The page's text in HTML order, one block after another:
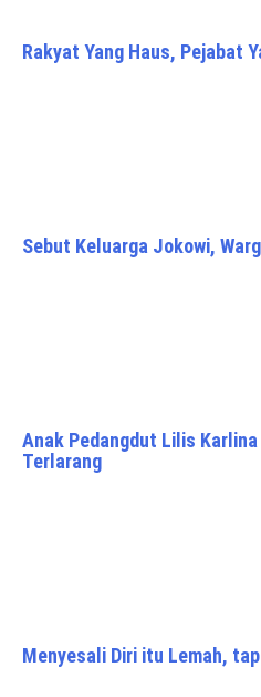
Rakyat Yang Haus, Pejabat
Sebut Keluarga Jokowi,
Anak Pedangdut Lilis Karlina
Terlarang
Menyesali Diri itu Lemah,